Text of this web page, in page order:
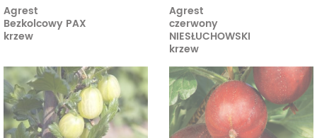
Agrest
Bezkolcowy PAX
krzew
Agrest
czerwony
NIESŁUCHOWSKI
krzew